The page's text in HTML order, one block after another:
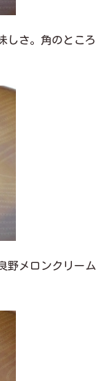
しさ。角のところ
野メロンクリーム